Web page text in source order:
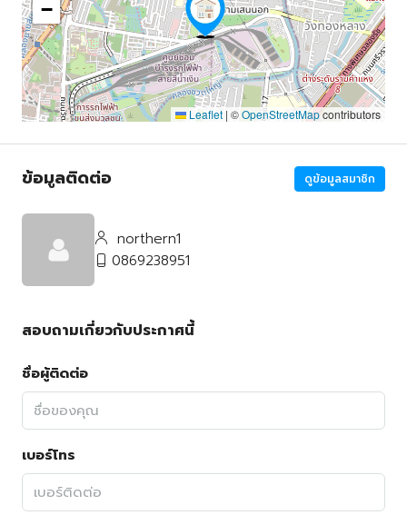
−
Leaflet | ©OpenStreetMapcontributors
ข้อมูลติดต่อ ดูข้อมูลสมาชิก
northern1
0869238951
สอบถามเกี่ยวกับประกาศนี้
ชื่อผู้ติดต่อ
เบอร์โทร